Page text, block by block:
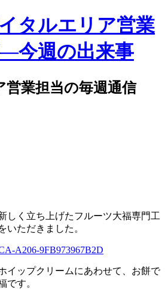
タルエリア営業
今週の出来事
業担当の毎週通信
しく立ち上げたフルーツ大福専門工
いただきました。
イップクリームにあわせて、お餅で
です。